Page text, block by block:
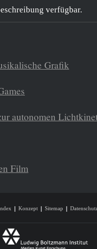
verfügbar.
Grafik
autonomen
Film
Konzept Sitemap